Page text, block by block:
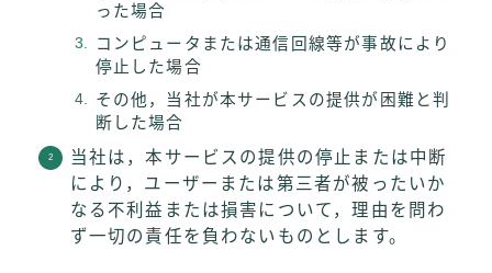
った場合
コンピュータまたは通信回線等が事故により
停止した場合
その他，当社が本サービスの提供が困難と判
断した場合
当社は，本サービスの提供の停止または中断
により，ユーザーまたは第三者が被ったいか
なる不利益または損害について，理由を問わ
ず一切の責任を負わないものとします。